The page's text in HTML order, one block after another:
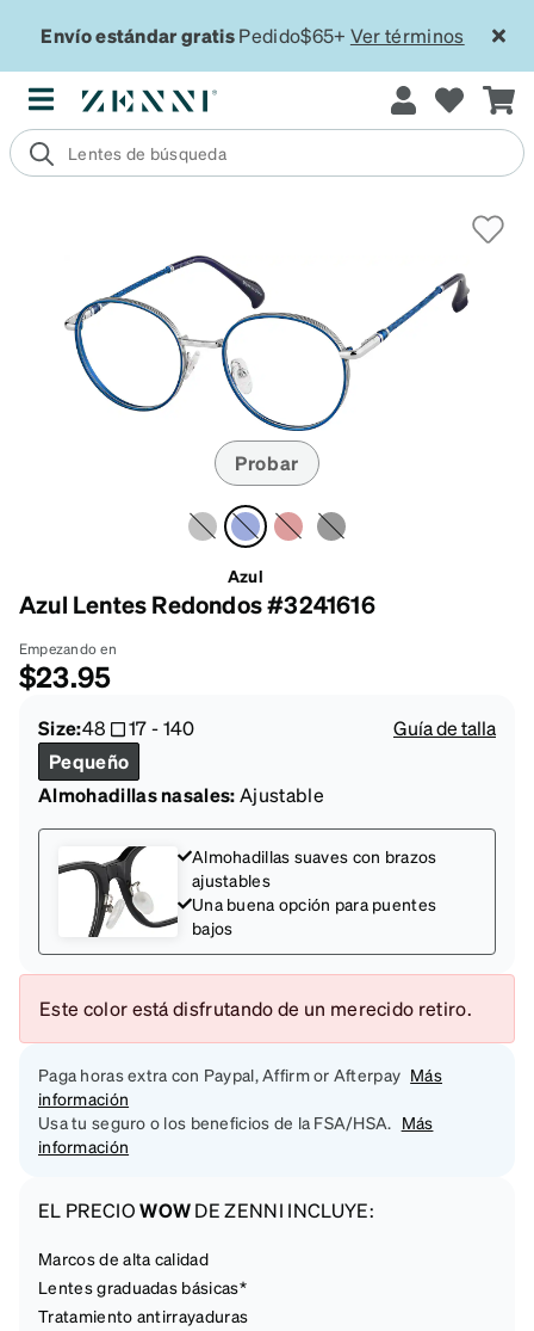
Envío estándar gratisPedido$65+ Ver términos
Probar
Azul
Azul Lentes Redondos #3241616
Empezando en
$23.95
Size:48 17-140
Guía de talla
Pequeño
Almohadillas nasales:Ajustable
Almohadillas suaves con brazos
ajustables
Una buena opción para puentes
bajos
Este color está disfrutando de un merecido retiro.
Paga horas extra con Paypal, Affirm or Afterpay Más
información
Usa tu seguro o los beneficios de la FSA/HSA. Más
información
EL PRECIOWOWDE ZENNI INCLUYE:
Marcos de alta calidad
Lentes graduadas básicas*
Tratamiento antirrayaduras